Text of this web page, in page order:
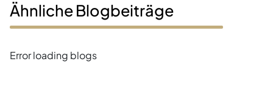
Ähnliche Blogbeiträge
Error loading blogs